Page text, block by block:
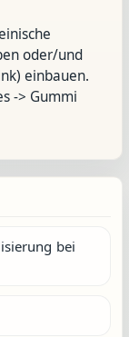
oder/und
einbauen.
-> Gummi
bei